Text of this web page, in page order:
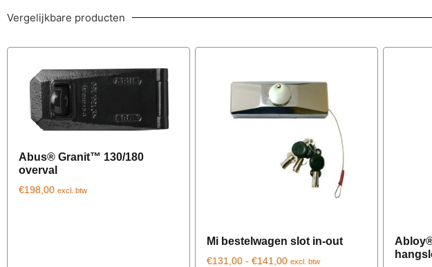
Vergelijkbare producten
Abus® Granit™ 130/180
overval
€198,00 excl. btw
Mi bestelwagen slot in-out
€131,00 - €141,00 excl. btw